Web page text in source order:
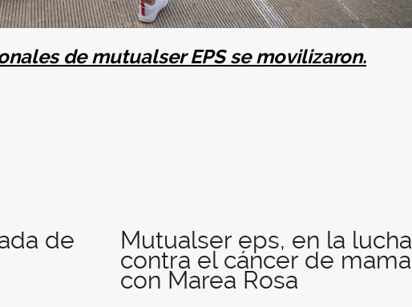
de mutualser EPS se movilizaron.
de Mutualser eps, en la lucha
contra el cáncer de mama
con Marea Rosa